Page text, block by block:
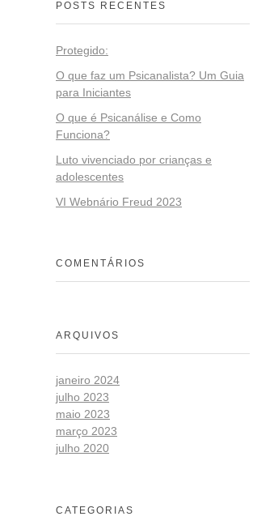
POSTS RECENTES
Protegido:
O que faz um Psicanalista? Um Guia
para Iniciantes
O que é Psicanálise e Como
Funciona?
Luto vivenciado por crianças e
adolescentes
VI Webnário Freud 2023
COMENTÁRIOS
ARQUIVOS
janeiro 2024
julho 2023
maio 2023
março 2023
julho 2020
CATEGORIAS